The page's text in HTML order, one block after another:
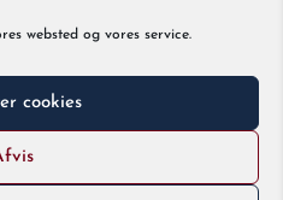
websted og vores service.
cookies
besøg! Jeg håber, vi
snakkes ved.